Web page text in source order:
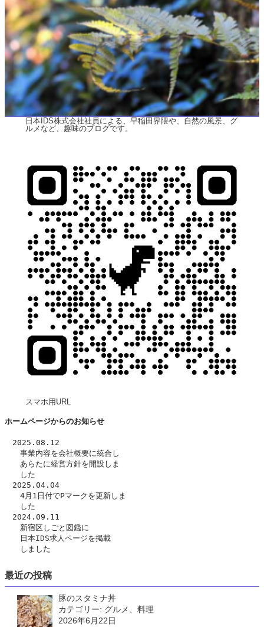
日本IDS株式会社社員による、早稲田界隈や、自然の風景、グ
ルメなど、趣味のブログです。
スマホ用URL
ホームページからのお知らせ
2025.08.12
事業内容を会社概要に統合し
あらたに経営方針を開設しま
した
2025.04.04
4月1日付でPマークを更新しま
した
2024.09.11
新宿区しごと図鑑に
日本IDS求人ページを掲載
しました
最近の投稿
豚のスタミナ丼
カテゴリー: グルメ、料理
2026年6月22日